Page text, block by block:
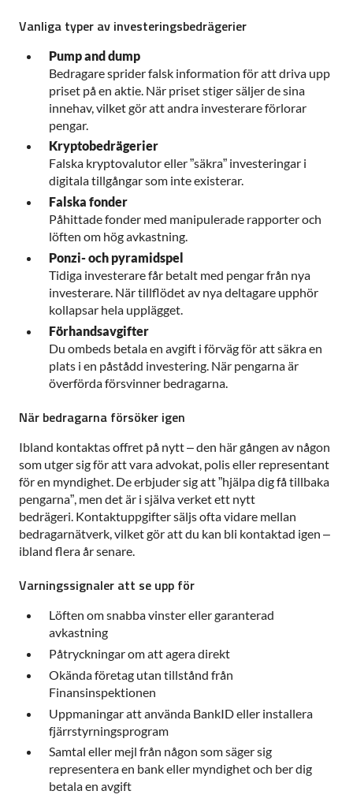
Vanliga typer av investeringsbedrägerier
Pump and dump
Bedragare sprider falsk information för att driva upp
priset på en aktie. När priset stiger säljer de sina
innehav, vilket gör att andra investerare förlorar
pengar.
Kryptobedrägerier
Falska kryptovalutor eller ”säkra” investeringar i
digitala tillgångar som inte existerar.
Falska fonder
Påhittade fonder med manipulerade rapporter och
löften om hög avkastning.
Ponzi- och pyramidspel
Tidiga investerare får betalt med pengar från nya
investerare. När tillflödet av nya deltagare upphör
kollapsar hela upplägget.
Förhandsavgifter
Du ombeds betala en avgift i förväg för att säkra en
plats i en påstådd investering. När pengarna är
överförda försvinner bedragarna.
När bedragarna försöker igen
Ibland kontaktas offret på nytt – den här gången av någon
som utger sig för att vara advokat, polis eller representant
för en myndighet. De erbjuder sig att ”hjälpa dig få tillbaka
pengarna”, men det är i själva verket ett nytt
bedrägeri. Kontaktuppgifter säljs ofta vidare mellan
bedragarnätverk, vilket gör att du kan bli kontaktad igen –
ibland flera år senare.
Varningssignaler att se upp för
Löften om snabba vinster eller garanterad
avkastning
Påtryckningar om att agera direkt
Okända företag utan tillstånd från
Finansinspektionen
Uppmaningar att använda BankID eller installera
fjärrstyrningsprogram
Samtal eller mejl från någon som säger sig
representera en bank eller myndighet och ber dig
betala en avgift